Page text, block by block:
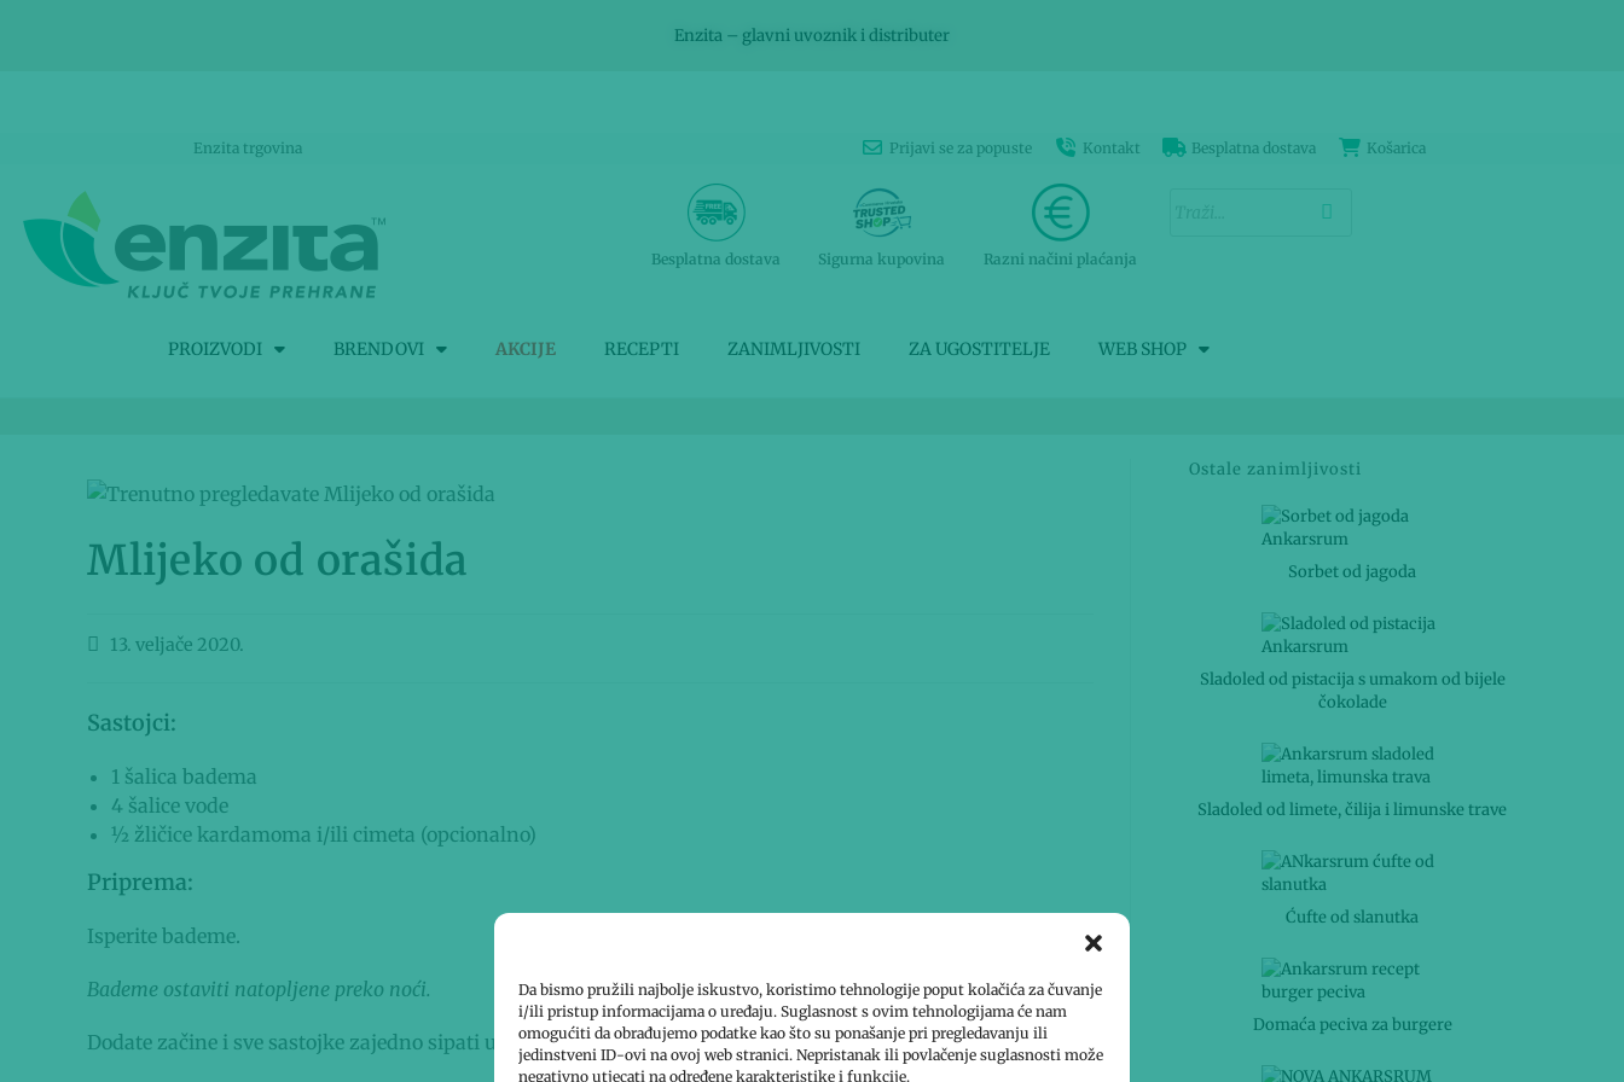
Da bismo pružili najbolje iskustvo, koristimo tehnologije poput kolačića za čuvanje
i/ili pristup informacijama o uređaju. Suglasnost s ovim tehnologijama će nam
omogućiti da obrađujemo podatke kao što su ponašanje pri pregledavanju ili
jedinstveni ID-ovi na ovoj web stranici. Nepristanak ili povlačenje suglasnosti može
negativno utjecati na određene karakteristike i funkcije.
Enzita – glavni uvoznik i distributer
Enzita trgovina Prijavi se za popuste Kontakt Besplatna dostava Košarica
Besplatna dostava Sigurna kupovina Razni načini plaćanja
PROIZVODI BRENDOVI AKCIJE RECEPTI ZANIMLJIVOSTI ZA UGOSTITELJE WEB SHOP
Mlijeko od orašida
13. veljače 2020.
Sastojci:
1 šalica badema
4 šalice vode
½ žličice kardamoma i/ili cimeta (opcionalno)
Priprema:
Isperite bademe.
Bademe ostaviti natopljene preko noći.
Dodate začine i sve sastojke zajedno sipati u sokovnik.
Ostale zanimljivosti
Sorbet od jagoda
Sladoled od pistacija s umakom od bijele
čokolade
Sladoled od limete, čilija i limunske trave
Ćufte od slanutka
Domaća peciva za burgere